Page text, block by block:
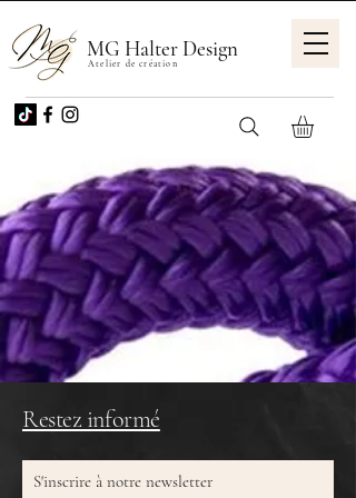
MG Halter Design
Atelier de création
Restez informé
S'inscrire à notre newsletter